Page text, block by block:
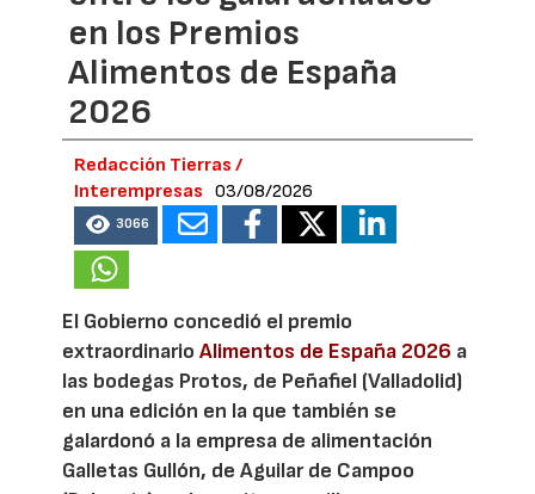
en los Premios
Alimentos de España
2026
Redacción Tierras /
Interempresas
03/08/2026
3066
El Gobierno concedió el premio
extraordinarioAlimentos de España 2026 a
las bodegas Protos, de Peñafiel (Valladolid)
en una edición en la que también se
galardonó a la empresa de alimentación
Galletas Gullón, de Aguilar de Campoo